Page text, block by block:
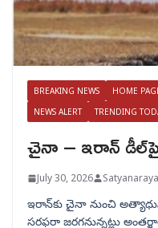
BREAKING NEWS HOME
NEWS ALERT
TRENDING
చైనా – ఇరాన్ డీల్‌పై
July 30, 2026
ఇరాన్‌కు చైనా నుంచి
సరఫరా జరగనున్నట్లు